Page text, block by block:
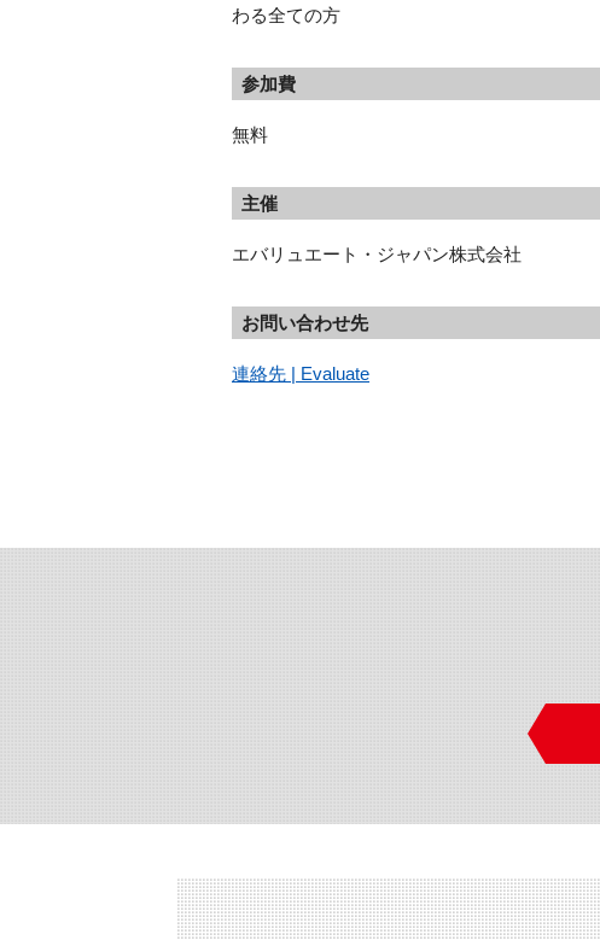
わる全ての方
参加費
無料
主催
エバリュエート・ジャパン株式会社
お問い合わせ先
連絡先 | Evaluate